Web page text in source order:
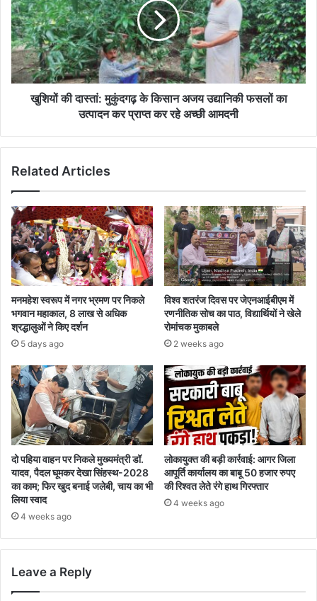
मुकुंदगढ़
के
किसान
अजय
उद्यानिकी
फसलों
रहे
खुशियों की दास्‍तां: मुकुंदगढ़ के किसान अजय उद्यानिकी फसलों का
उत्पादन कर प्राप्त कर रहे अच्‍छी आमदनी
Related Articles
मनमहेश स्वरूप में नगर भ्रमण पर निकले
भगवान महाकाल, 8 लाख से अधिक
श्रद्धालुओं ने किए दर्शन
5 days ago
विश्व शतरंज दिवस पर जेएनआईबीएम में
रणनीतिक सोच का पाठ, विद्यार्थियों ने खेले
रोमांचक मुकाबले
2 weeks ago
दो पहिया वाहन पर निकले मुख्यमंत्री डॉ.
यादव, पैदल घूमकर देखा सिंहस्थ-2028
का काम; फिर खुद बनाई जलेबी, चाय का भी
लिया स्वाद
4 weeks ago
लोकायुक्त की बड़ी कार्रवाई: आगर जिला
आपूर्ति कार्यालय का बाबू 50 हजार रुपए
की रिश्वत लेते रंगे हाथ गिरफ्तार
4 weeks ago
Leave a Reply